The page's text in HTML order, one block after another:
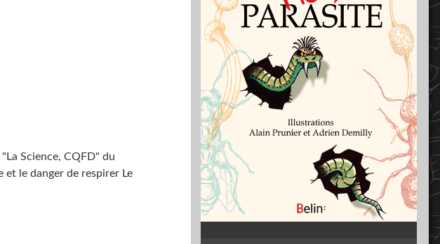
Science, CQFD" du
et le danger de respirer Le